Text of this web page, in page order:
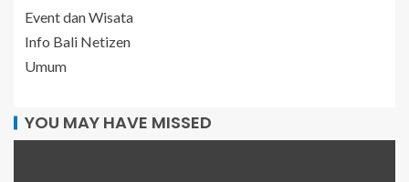
Event dan Wisata
Info Bali Netizen
Umum
YOU MAY HAVE MISSED